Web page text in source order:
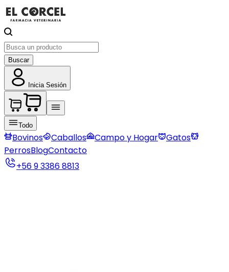
Buscar
Inicia Sesión
Todo
Bovinos Caballos Campo y Hogar
Gatos
PerrosBlogContacto
+56 9 3386 8813